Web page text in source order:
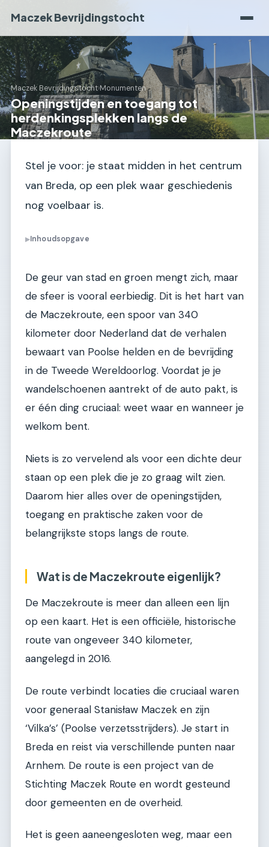
Maczek Bevrijdingstocht
Maczek Bevrijdingstocht›Monumenten
Openingstijden en toegang tot
herdenkingsplekken langs de
Maczekroute
Stel je voor: je staat midden in het centrum
van Breda, op een plek waar geschiedenis
nog voelbaar is.
▶Inhoudsopgave
De geur van stad en groen mengt zich, maar
de sfeer is vooral eerbiedig. Dit is het hart van
de Maczekroute, een spoor van 340
kilometer door Nederland dat de verhalen
bewaart van Poolse helden en de bevrijding
in de Tweede Wereldoorlog. Voordat je je
wandelschoenen aantrekt of de auto pakt, is
er één ding cruciaal: weet waar en wanneer je
welkom bent.
Niets is zo vervelend als voor een dichte deur
staan op een plek die je zo graag wilt zien.
Daarom hier alles over de openingstijden,
toegang en praktische zaken voor de
belangrijkste stops langs de route.
Wat is de Maczekroute eigenlijk?
De Maczekroute is meer dan alleen een lijn
op een kaart. Het is een officiële, historische
route van ongeveer 340 kilometer,
aangelegd in 2016.
De route verbindt locaties die cruciaal waren
voor generaal Stanisław Maczek en zijn
‘Vilka’s’ (Poolse verzetsstrijders). Je start in
Breda en reist via verschillende punten naar
Arnhem. De route is een project van de
Stichting Maczek Route en wordt gesteund
door gemeenten en de overheid.
Het is geen aaneengesloten weg, maar een